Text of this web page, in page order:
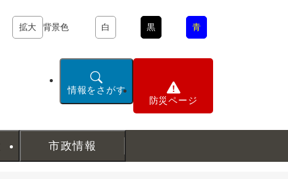
拡大 背景色 白 黒 青
情報をさがす
防災ページ
市政情報